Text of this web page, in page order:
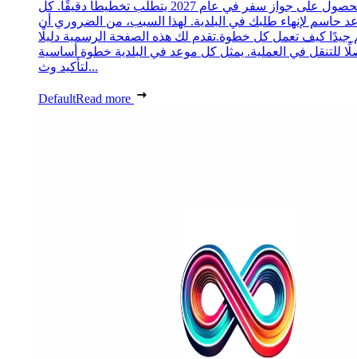
الحصول على جواز سفر في عام 2027 يتطلب تخطيطًا دقيقًا. كل
حاسم لإنهاء طلبك في البلدية. لهذا السبب، من الضروري أن
جيدًا كيف تعمل كل خطوة.تقدم لك هذه الصفحة الرسمية دليلًا
للتنقل في العملية. يمثل كل موعد في البلدية خطوة أساسية
لتأكيد وث...
DefaultRead more